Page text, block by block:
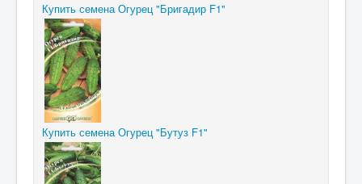
Купить семена Огурец "Бригадир F1"
Купить семена Огурец "Бутуз F1"